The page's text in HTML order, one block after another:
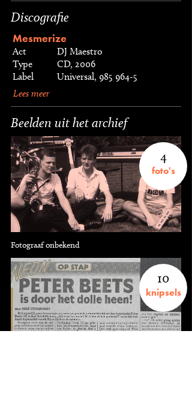
Discografie
Mesmerize
Act
DJ Maestro
Type
CD, 2006
Label
Universal, 985 964-5
Lees meer
Beelden uit het archief
4
foto's
Fotograaf onbekend
10
knipsels